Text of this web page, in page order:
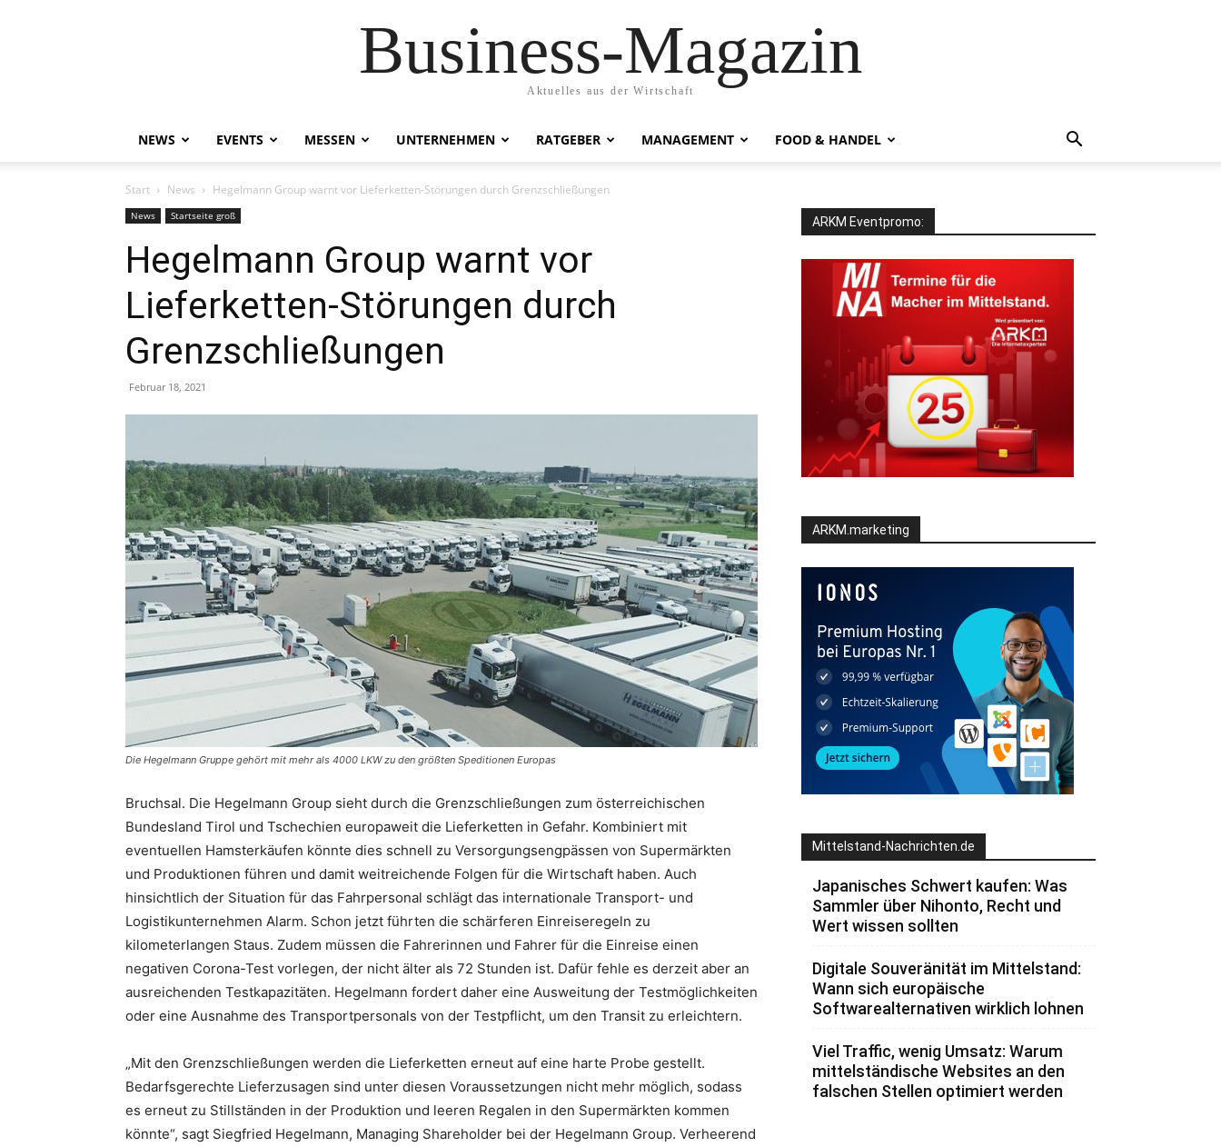
Business-Magazin
Aktuelles aus der Wirtschaft
NEWS EVENTS MESSEN UNTERNEHMEN RATGEBER MANAGEMENT FOOD & HANDEL
Start News Hegelmann Group warnt vor Lieferketten-Störungen durch Grenzschließungen
News Startseite groß
Hegelmann Group warnt vor
Lieferketten-Störungen durch
Grenzschließungen
Februar 18, 2021
Die Hegelmann Gruppe gehört mit mehr als 4000 LKW zu den größten Speditionen Europas
Bruchsal. Die Hegelmann Group sieht durch die Grenzschließungen zum österreichischen
Bundesland Tirol und Tschechien europaweit die Lieferketten in Gefahr. Kombiniert mit
eventuellen Hamsterkäufen könnte dies schnell zu Versorgungsengpässen von Supermärkten
und Produktionen führen und damit weitreichende Folgen für die Wirtschaft haben. Auch
hinsichtlich der Situation für das Fahrpersonal schlägt das internationale Transport- und
Logistikunternehmen Alarm. Schon jetzt führten die schärferen Einreiseregeln zu
kilometerlangen Staus. Zudem müssen die Fahrerinnen und Fahrer für die Einreise einen
negativen Corona-Test vorlegen, der nicht älter als 72 Stunden ist. Dafür fehle es derzeit aber an
ausreichenden Testkapazitäten. Hegelmann fordert daher eine Ausweitung der Testmöglichkeiten
oder eine Ausnahme des Transportpersonals von der Testpflicht, um den Transit zu erleichtern.
„Mit den Grenzschließungen werden die Lieferketten erneut auf eine harte Probe gestellt.
Bedarfsgerechte Lieferzusagen sind unter diesen Voraussetzungen nicht mehr möglich, sodass
es erneut zu Stillständen in der Produktion und leeren Regalen in den Supermärkten kommen
könnte“, sagt Siegfried Hegelmann, Managing Shareholder bei der Hegelmann Group. Verheerend
ARKM Eventpromo:
ARKM.marketing
Mittelstand-Nachrichten.de
Japanisches Schwert kaufen: Was
Sammler über Nihonto, Recht und
Wert wissen sollten
Digitale Souveränität im Mittelstand:
Wann sich europäische
Softwarealternativen wirklich lohnen
Viel Traffic, wenig Umsatz: Warum
mittelständische Websites an den
falschen Stellen optimiert werden